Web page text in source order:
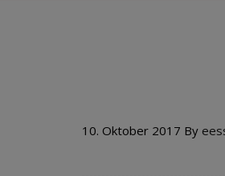
58
10. Oktober 2017 By